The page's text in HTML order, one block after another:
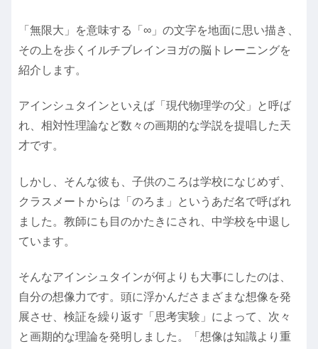
「無限大」を意味する「∞」の文字を地面に思い描き、
その上を歩くイルチブレインヨガの脳トレーニングを
紹介します。
アインシュタインといえば「現代物理学の父」と呼ば
れ、相対性理論など数々の画期的な学説を提唱した天
才です。
しかし、そんな彼も、子供のころは学校になじめず、
クラスメートからは「のろま」というあだ名で呼ばれ
ました。教師にも目のかたきにされ、中学校を中退し
ています。
そんなアインシュタインが何よりも大事にしたのは、
自分の想像力です。頭に浮かんださまざまな想像を発
展させ、検証を繰り返す「思考実験」によって、次々
と画期的な理論を発明しました。「想像は知識より重